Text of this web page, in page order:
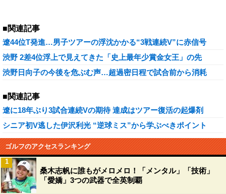
■関連記事
遼44位T発進…男子ツアーの浮沈かかる“3戦連続V”に赤信号
渋野 2差4位浮上で見えてきた「史上最年少賞金女王」の先
渋野日向子の今後を危ぶむ声…超過密日程で試合前から消耗
■関連記事
遼に18年ぶり3試合連続Vの期待 達成はツアー復活の起爆剤
シニア初V逃した伊沢利光 “逆球ミス”から学ぶべきポイント
ゴルフのアクセスランキング
桑木志帆に誰もがメロメロ！「メンタル」「技術」
「愛嬌」3つの武器で全英制覇
1